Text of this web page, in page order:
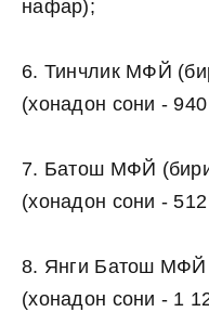
нафар);
6. Тинчлик МФЙ
(хонадон сони -
7. Батош МФЙ
(хонадон сони -
8. Янги Батош МФЙ
(хонадон сони - 1